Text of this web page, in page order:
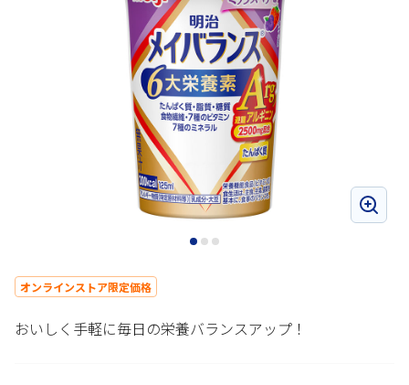
オンラインストア限定価格
おいしく手軽に毎日の栄養バランスアップ！